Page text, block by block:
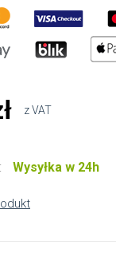
z VAT
Wysyłka w 24h